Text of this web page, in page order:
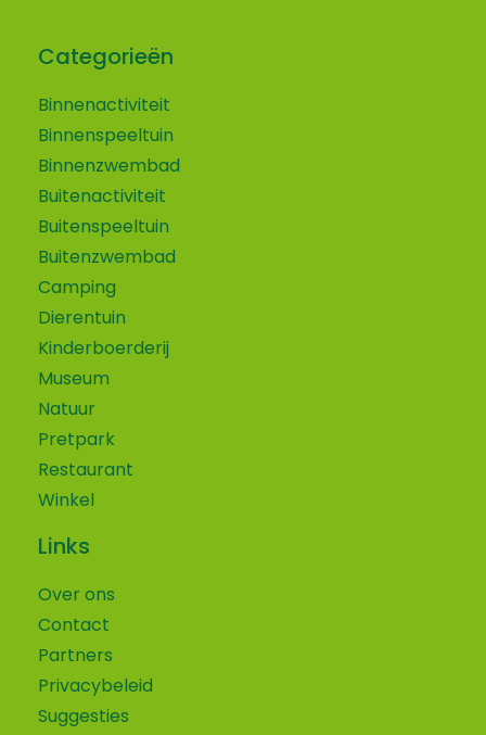
Categorieën
Binnenactiviteit
Binnenspeeltuin
Binnenzwembad
Buitenactiviteit
Buitenspeeltuin
Buitenzwembad
Camping
Dierentuin
Kinderboerderij
Museum
Natuur
Pretpark
Restaurant
Winkel
Links
Over ons
Contact
Partners
Privacybeleid
Suggesties